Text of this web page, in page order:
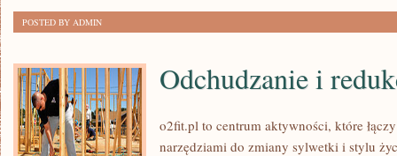
POSTED BY ADMIN
Odchudzanie i
o2fit.pl to centrum aktywności, które
narzędziami do zmiany sylwetki i stylu